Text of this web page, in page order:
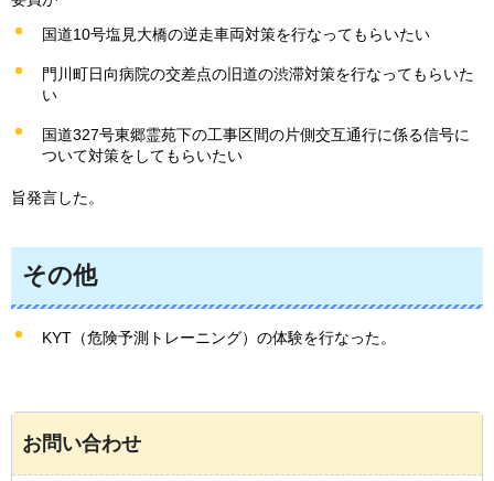
国道10号塩見大橋の逆走車両対策を行なってもらいたい
門川町日向病院の交差点の旧道の渋滞対策を行なってもらいた
い
国道327号東郷霊苑下の工事区間の片側交互通行に係る信号に
ついて対策をしてもらいたい
旨発言した。
その他
KYT（危険予測トレーニング）の体験を行なった。
お問い合わせ